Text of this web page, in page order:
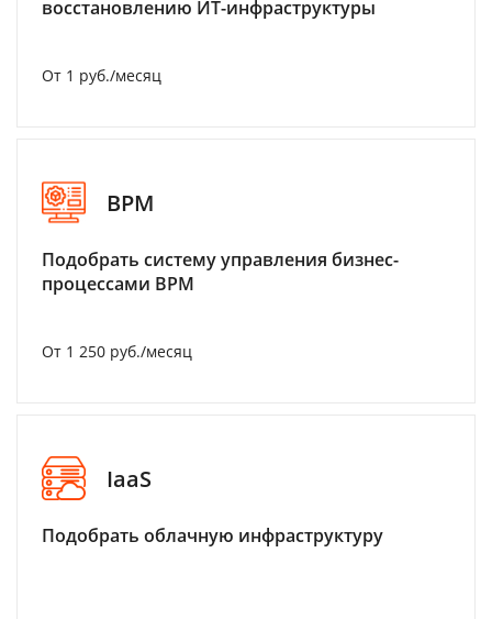
восстановлению ИТ-инфраструктуры
От 1 руб./месяц
BPM
Подобрать систему управления бизнес-
процессами BPM
От 1 250 руб./месяц
IaaS
Подобрать облачную инфраструктуру